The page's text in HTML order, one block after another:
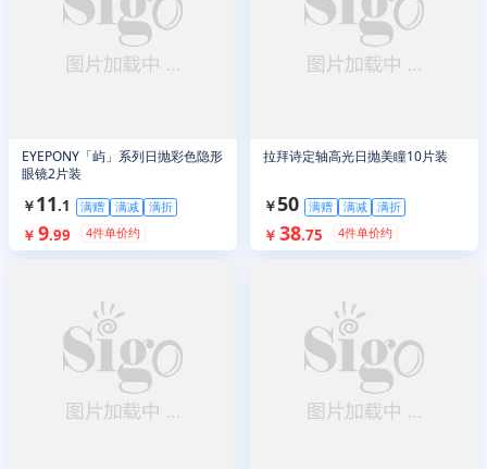
EYEPONY「屿」系列日抛彩色隐形
眼镜2片装
￥11.1 满赠 满减 满折
￥ 9.99 4件单价约
拉拜诗定轴高光日抛美瞳10片装
￥50 满赠 满减 满折
￥ 38.75 4件单价约